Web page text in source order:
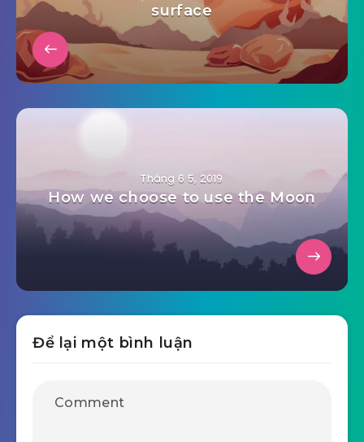
surface
Tháng 6 5, 2019
How we choose to use the Moon
Để lại một bình luận